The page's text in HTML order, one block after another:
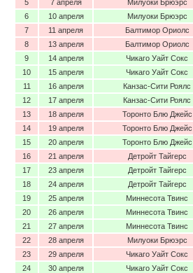
5
7 апреля Милуоки Брюэрс
6
10 апреля Милуоки Брюэрс
7
11 апреля Балтимор Ориолс
8
13 апреля Балтимор Ориолс
9
14 апреля Чикаго Уайт Сокс
10
15 апреля Чикаго Уайт Сокс
11
16 апреля Канзас-Сити Роялс
12
17 апреля Канзас-Сити Роялс
13
18 апреля Торонто Блю Джейс
14
19 апреля Торонто Блю Джейс
15
20 апреля Торонто Блю Джейс
16
21 апреля Детройт Тайгерс
17
23 апреля Детройт Тайгерс
18
24 апреля Детройт Тайгерс
19
25 апреля Миннесота Твинс
20
26 апреля Миннесота Твинс
21
27 апреля Миннесота Твинс
22
28 апреля Милуоки Брюэрс
23
29 апреля Чикаго Уайт Сокс
24
30 апреля Чикаго Уайт Сокс